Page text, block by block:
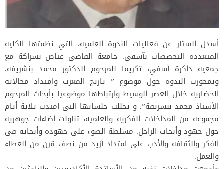
أسدل الستار عن فعاليات الندوة العلمية، التي نظمتها الكلية
المتعددة التخصصات بآسفي. جامعة القاضي عياض بشراكة مع
جمعية ذاكرة أسفي، تكريما للمرحوم الدكتور محمد بنشريفة.
وتمحورت الندوة حول موضوع ” تاريخ المغرب وامتداد مجالاته
الحضارية خلال العصر الوسيط وارتباطها موضوعيا بأبحاث المرحوم
الأستاذ محمد بنشريفة”. و تخللت جلساتها التي امتدت ثلاثة أيام
مجموعة من المداخلات الفكرية والعلمية، تناولت إضاءات جوهرية
حول جهود وأبحاث الراحل. مسلطة الضوء على جهوده وأبحاثه في
الفكر والثقافة والأدب على امتداد أزيد من نصف قرن من العطاء
والعمل.